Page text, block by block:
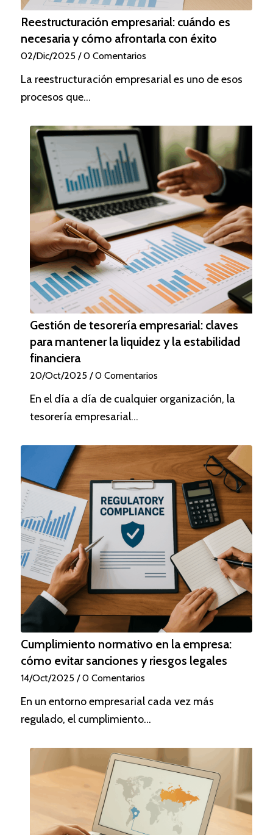
Reestructuración empresarial: cuándo es
necesaria y cómo afrontarla con éxito
02/Dic/2025 / 0 Comentarios
La reestructuración empresarial es uno de esos
procesos que…
Gestión de tesorería empresarial: claves
para mantener la liquidez y la estabilidad
financiera
20/Oct/2025 / 0 Comentarios
En el día a día de cualquier organización, la
tesorería empresarial…
Cumplimiento normativo en la empresa:
cómo evitar sanciones y riesgos legales
14/Oct/2025 / 0 Comentarios
En un entorno empresarial cada vez más
regulado, el cumplimiento…